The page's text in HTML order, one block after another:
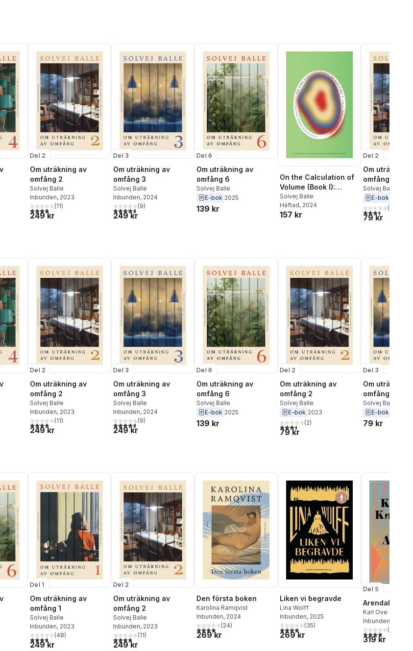
antal röster:
Del 2
Om uträkning av
omfång 2
Solvej Balle
Inbunden, 2023
3,8utav 5 stjärnor. Totalt antal röster:
(11)
249 kr
Del 3
Om uträkning av
omfång 3
Solvej Balle
Inbunden, 2024
4,6utav 5 stjärnor. Totalt antal röster:
(9)
249 kr
Del 6
Om uträkning av
omfång 6
Solvej Balle
E-bok 2025
139 kr
On the Calculation of
Volume (Book I):
Shortlisted for the
2025 International
Booker Prize
Solvej Balle
Häftad, 2024
157 kr
Del 2
Om uträkning
omfång 2
Solvej Balle
E-bok
3,5utav 5(
79 kr
antal röster:
Del 2
Om uträkning av
omfång 2
Solvej Balle
Inbunden, 2023
3,8utav 5 stjärnor. Totalt antal röster:
(11)
249 kr
Del 3
Om uträkning av
omfång 3
Solvej Balle
Inbunden, 2024
4,6utav 5 stjärnor. Totalt antal röster:
(9)
249 kr
Del 6
Om uträkning av
omfång 6
Solvej Balle
E-bok 2025
139 kr
Del 2
Om uträkning av
omfång 2
Solvej Balle
E-bok 2023
3,5utav 5 stjärnor. Totalt antal röster:
(2)
79 kr
Del 3
Om uträkning
omfång 3
Solvej Balle
E-bok
79 kr
antal röster:
Del 1
Om uträkning av
omfång 1
Solvej Balle
Inbunden, 2023
3,7utav 5 stjärnor. Totalt antal röster:
(48)
249 kr
Del 2
Om uträkning av
omfång 2
Solvej Balle
Inbunden, 2023
3,8utav 5 stjärnor. Totalt antal röster:
(11)
249 kr
Den första boken
Karolina Ramqvist
Inbunden, 2024
4,0utav 5 stjärnor. Totalt antal röster:
(24)
269 kr
Liken vi begravde
Lina Wolff
Inbunden, 2025
3,9utav 5 stjärnor. Totalt antal röster:
(35)
269 kr
Del 5
Arendal
Karl Ove
Inbunden
3,9utav 5(
319 kr